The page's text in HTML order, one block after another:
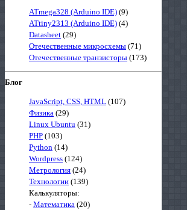
ATmega328 (Arduino IDE) (9)
ATtiny2313 (Arduino IDE) (4)
Datasheet (29)
Отечественные микросхемы (71)
Отечественные транзисторы (173)
Блог
JavaScript, CSS, HTML (107)
Физика (29)
Linux Ubuntu (31)
PHP (103)
Python (14)
Wordpress (124)
Метрология (24)
Технологии (139)
Калькуляторы:
- Математика (20)